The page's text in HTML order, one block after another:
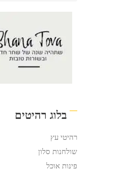
בלוג רהיטים
רהיטי עץ
שולחנות סלון
פינות אוכל